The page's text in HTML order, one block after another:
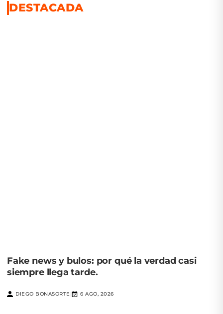
DESTACADA
Fake news y bulos: por qué la verdad casi
siempre llega tarde.
DIEGO BONASORTE| 6 AGO, 2026